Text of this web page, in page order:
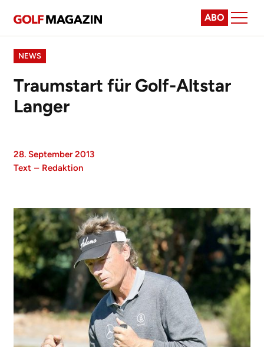
ABO
NEWS
Traumstart für Golf-Altstar
Langer
28. September 2013
Text – Redaktion